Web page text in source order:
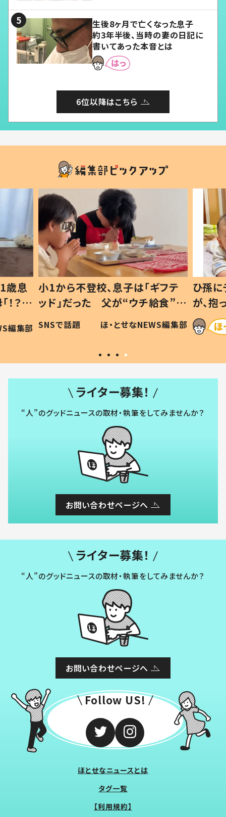
生後8ヶ月で亡くなった息子
約3年半後、当時の妻の日記に
書いてあった本音とは
6位以降はこちら
歳息
？」
編集部
小1から不登校、息子は「ギフテ
ッド」だった 父が“ウチ給食”を
作り続ける理由とは #令和の親
#令和の子
SNSで話題 ほ・とせなNEWS編集部
ひ孫
が、
「涙が
い」
ライター募集！
“人”のグッドニュースの取材・執筆をしてみませんか？
お問い合わせページへ
ライター募集！
“人”のグッドニュースの取材・執筆をしてみませんか？
お問い合わせページへ
Follow US!
ほとせなニュースとは
タグ一覧
【利用規約】